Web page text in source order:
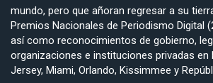
mundo, pero que añoran regresar a su
Premios Nacionales de Periodismo Digital
así como reconocimientos de gobierno,
organizaciones e instituciones privadas en
Jersey, Miami, Orlando, Kissimmee y